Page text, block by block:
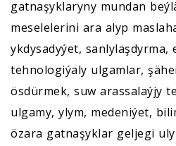
gatnaşyklaryny mundan
meselelerini ara alyp
ykdysadyýet, sanlylaşdyrma,
tehnologiýaly ulgamlar,
ösdürmek, suw arassalaýjy
ulgamy, ylym, medeniýet,
özara gatnaşyklar geljegi